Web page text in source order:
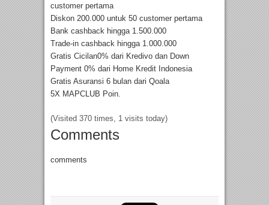
customer pertama
Diskon 200.000 untuk 50 customer pertama
Bank cashback hingga 1.500.000
Trade-in cashback hingga 1.000.000
Gratis Cicilan0% dari Kredivo dan Down
Payment 0% dari Home Kredit Indonesia
Gratis Asuransi 6 bulan dari Qoala
5X MAPCLUB Poin.
(Visited 370 times, 1 visits today)
Comments
comments